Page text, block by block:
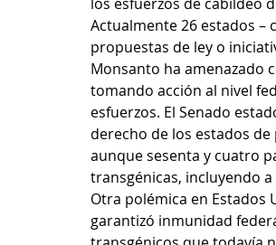
Actualmente 26 estados –
propuestas de ley o
Monsanto ha amenazado
tomando acción al nivel
esfuerzos. El Senado
derecho de los estados
aunque sesenta y cuatro
transgénicas, incluyendo
Otra polémica en Estados
garantizó inmunidad